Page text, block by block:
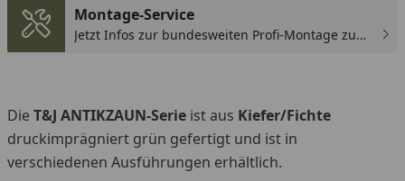
Montage-Service
Jetzt Infos zur bundesweiten Profi-Montage zum
Die T&J ANTIKZAUN-Serie ist aus Kiefer/Fichte
druckimprägniert grün gefertigt und ist in
verschiedenen Ausführungen erhältlich.